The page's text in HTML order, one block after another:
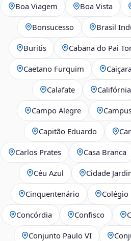
Boa Viagem Boa Vista
Bonsucesso Brasil
Buritis Cabana do Pai
Caetano Furquim Caiçara
Calafate Califórnia
Campo Alegre
Capitão Eduardo
Carlos Prates Casa Branca
Céu Azul Cidade
Cinquentenário Colégio
Concórdia Confisco
Conjunto Paulo VI